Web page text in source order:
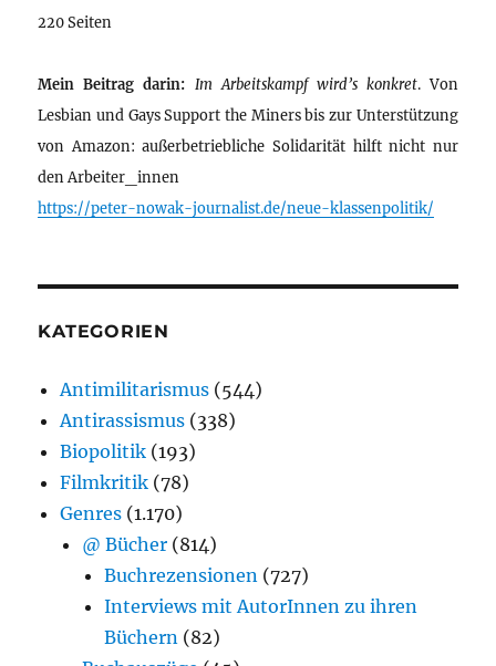
220 Seiten
Mein Beitrag darin: Im Arbeitskampf wird’s konkret. Von
Lesbian und Gays Support the Miners bis zur Unterstützung
von Amazon: außerbetriebliche Solidarität hilft nicht nur
den Arbeiter_innen
https://peter-nowak-journalist.de/neue-klassenpolitik/
KATEGORIEN
Antimilitarismus (544)
Antirassismus (338)
Biopolitik (193)
Filmkritik (78)
Genres (1.170)
@ Bücher (814)
Buchrezensionen (727)
Interviews mit AutorInnen zu ihren
Büchern (82)